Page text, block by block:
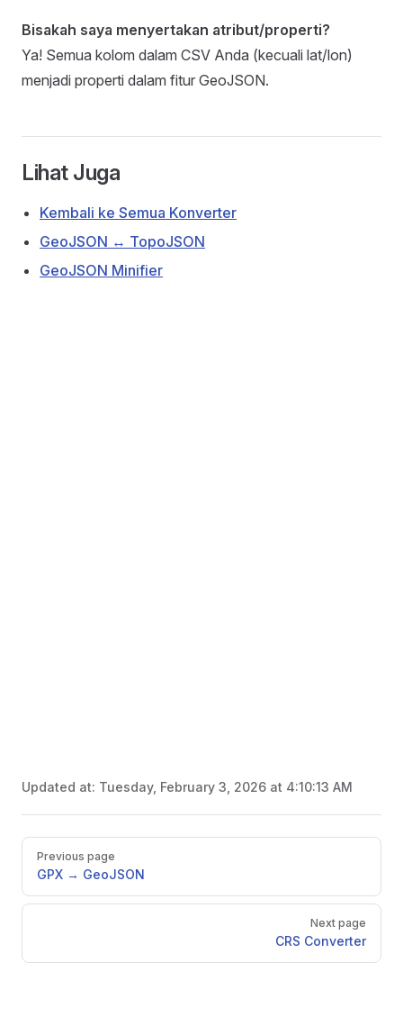
Bisakah saya menyertakan atribut/properti?
Ya! Semua kolom dalam CSV Anda (kecuali lat/lon)
menjadi properti dalam fitur GeoJSON.
Lihat Juga
Kembali ke Semua Konverter
GeoJSON ↔ TopoJSON
GeoJSON Minifier
Updated at: Tuesday, February 3, 2026 at 4:10:13 AM
Pager
Previous page
GPX → GeoJSON
Next page
CRS Converter